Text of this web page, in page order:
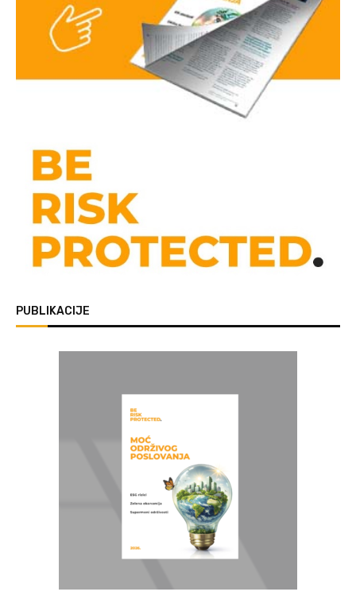
PUBLIKACIJE